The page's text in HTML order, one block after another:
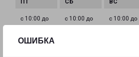
ОШИБКА
с 10:00 до
с 10:00 до
с 10:00 до